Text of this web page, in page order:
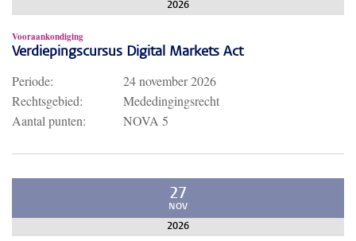
2026
Vooraankondiging
Verdiepingscursus Digital Markets Act
Periode:
24 november 2026
Rechtsgebied:
Mededingingsrecht
Aantal punten:
NOVA 5
27
NOV
2026